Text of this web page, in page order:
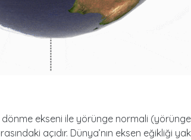
dönme ekseni ile yörünge normali (yörünge
açıdır. Dünya’nın eksen eğikliği